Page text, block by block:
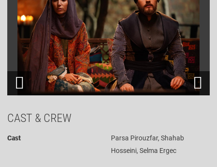
CAST & CREW
Cast
Parsa Pirouzfar, Shahab
Hosseini, Selma Ergec